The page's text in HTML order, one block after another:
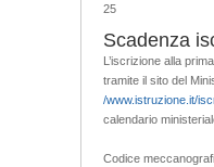
25
Scadenza
L’iscrizione alla
tramite il sito del
/www.istruzione.it/
calendario
Codice